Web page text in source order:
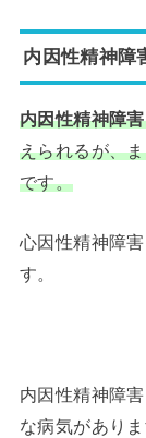
内因性精神障
内因性精神障害
えられるが、
です。
心因性精神障
す。
内因性精神障
な病気がありま